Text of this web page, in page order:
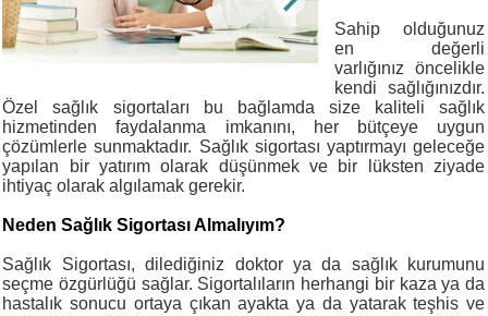
Sahip olduğunuz
en değerli
varlığınız öncelikle
kendi sağlığınızdır.
Özel sağlık sigortaları bu bağlamda size kaliteli sağlık
hizmetinden faydalanma imkanını, her bütçeye uygun
çözümlerle sunmaktadır. Sağlık sigortası yaptırmayı geleceğe
yapılan bir yatırım olarak düşünmek ve bir lüksten ziyade
ihtiyaç olarak algılamak gerekir.
Neden Sağlık Sigortası Almalıyım?
Sağlık Sigortası, dilediğiniz doktor ya da sağlık kurumunu
seçme özgürlüğü sağlar. Sigortalıların herhangi bir kaza ya da
hastalık sonucu ortaya çıkan ayakta ya da yatarak teşhis ve